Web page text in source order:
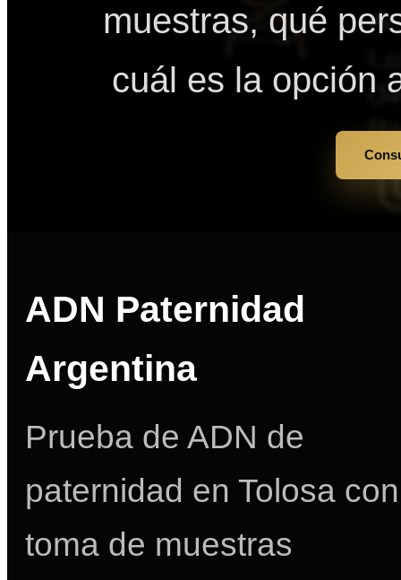
muestras, qué
cuál es la opción
ADN Paternidad
Argentina
Prueba de ADN de
paternidad en Tolosa con
toma de muestras